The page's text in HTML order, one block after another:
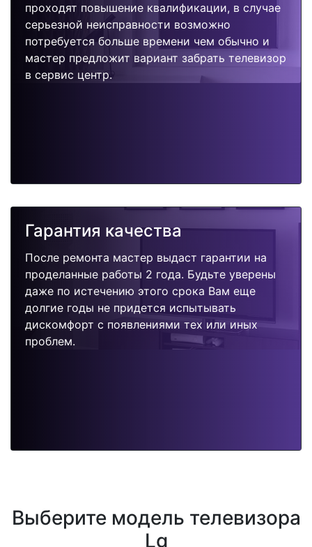
проходят повышение квалификации, в случае
серьезной неисправности возможно
потребуется больше времени чем обычно и
мастер предложит вариант забрать телевизор
в сервис центр.
Гарантия качества
После ремонта мастер выдаст гарантии на
проделанные работы 2 года. Будьте уверены
даже по истечению этого срока Вам еще
долгие годы не придется испытывать
дискомфорт с появлениями тех или иных
проблем.
Выберите модель телевизора
Lg